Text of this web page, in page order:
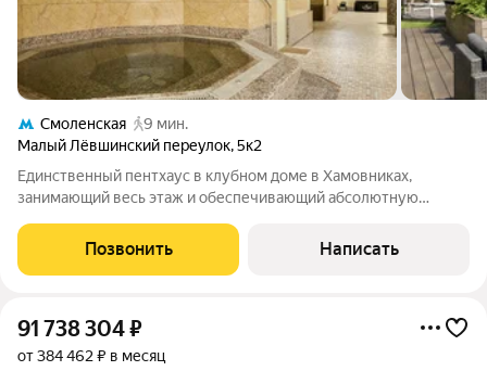
Смоленская
9 мин.
Малый Лёвшинский переулок,5к2
Единственный пентхаус в клубном доме в Хамовниках,
занимающий весь этаж и обеспечивающий абсолютную
Москвы. Просторная терраса с приватным садом и лаунж-
зоной. Предусмотрена зона индивидуальной
Позвонить Написать
91 738 304₽
от 384 462 ₽ в месяц